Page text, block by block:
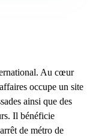
Au cœur
occupe un site
ainsi que des
Il bénéficie
de métro de